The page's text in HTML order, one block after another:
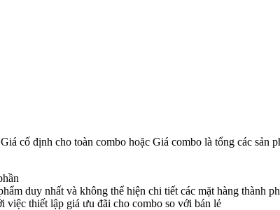
cố định cho toàn combo hoặc Giá combo là tổng các sản
duy nhất và không thể hiện chi tiết các mặt hàng thành
thiết lập giá ưu đãi cho combo so với bán lẻ